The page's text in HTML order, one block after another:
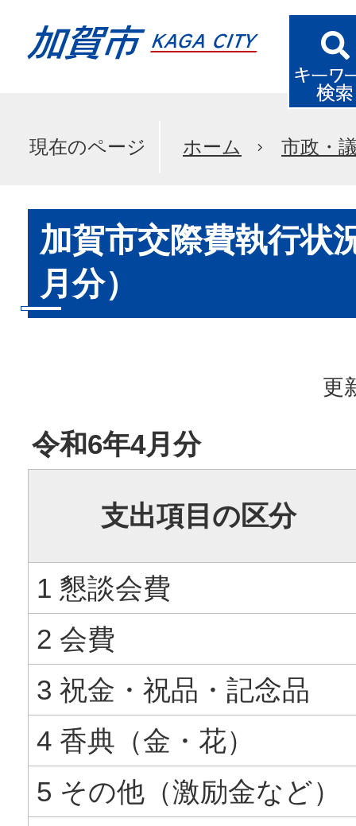
現在のページ ホーム 市政・
加賀市交際費執行状
月分）
更
令和6年4月分
支出項目の区分
1 懇談会費
2 会費
3 祝金・祝品・記念品
4 香典（金・花）
5 その他（激励金など）